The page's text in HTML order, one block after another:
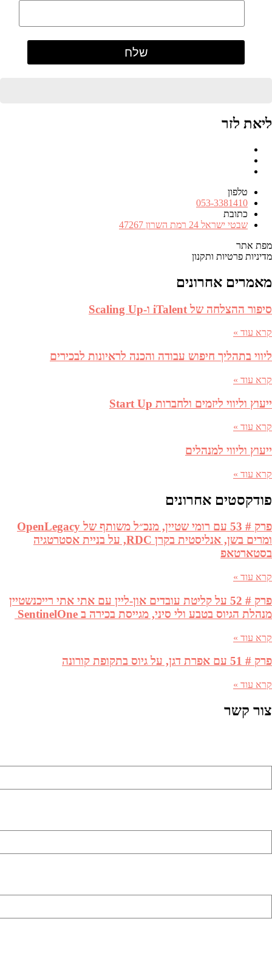
ליאת לזר
טלפון
מספר
טלפון
053-3381410
כתובת
כתובת
שבטי ישראל 24 רמת השרון 47267
מפת אתר
מדיניות פרטיות ותקנון
מאמרים אחרונים
סיפור ההצלחה של iTalent ו-Scaling Up
קרא עוד »
ליווי בתהליך חיפוש עבודה והכנה לראיונות לבכירים
קרא עוד »
ייעוץ וליווי ליזמים ולחברות Start Up
קרא עוד »
ייעוץ וליווי למנהלים
קרא עוד »
פודקסטים אחרונים
פרק # 53 עם רומי שטיין, מנכ״ל משותף של OpenLegacy
ומרים בשן, אנליסטית בקרן RDC, על בניית אסטרטגיה
בסטארטאפ
קרא עוד »
פרק # 52 על קליטת עובדים און-ליין עם אתי אתי רייכנשטיין
מנהלת הגיוס בטבע ולי סיני, מגייסת בכירה ב SentinelOne
קרא עוד »
פרק # 51 עם אפרת דגן, על גיוס בתקופת קורונה
קרא עוד »
צור קשר